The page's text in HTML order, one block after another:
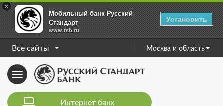
×
Мобильный банк Русский
Стандарт
www.rsb.ru
Установить
Все сайты Москва и область
Toggle
navigation
Интернет банк